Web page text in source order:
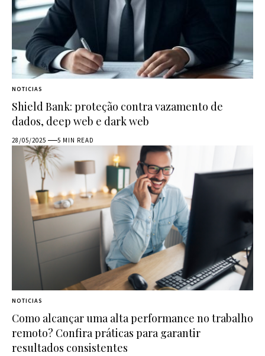
NOTICIAS
Shield Bank: proteção contra vazamento de
dados, deep web e dark web
28/05/2025 5 MIN READ
NOTICIAS
Como alcançar uma alta performance no trabalho
remoto? Confira práticas para garantir
resultados consistentes